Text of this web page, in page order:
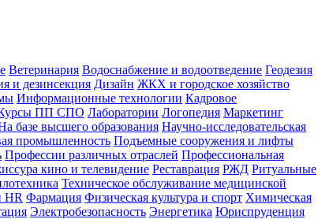
Ветеринария Водоснабжение и водоотведение Геодезия
и дезинсекция Дизайн ЖКХ и городское хозяйство
Информационные технологии Кадровое
ПП СПО Лаборатории Логопедия Маркетинг
базе высшего образования Научно-исследовательская
промышленность Подъемные сооружения и лифты
Профессии различных отраслей Профессиональная
кино и телевидение Реставрация РЖД Ритуальные
Техническое обслуживание медицинской
HR Фармация Физическая культура и спорт Химическая
Электробезопасность Энергетика Юриспруденция